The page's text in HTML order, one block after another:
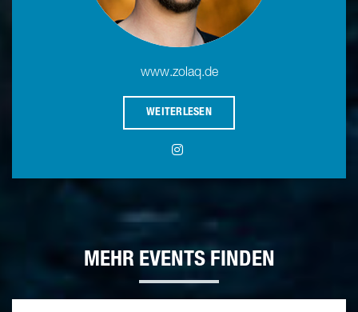
www.zolaq.de
WEITERLESEN
MEHR EVENTS FINDEN